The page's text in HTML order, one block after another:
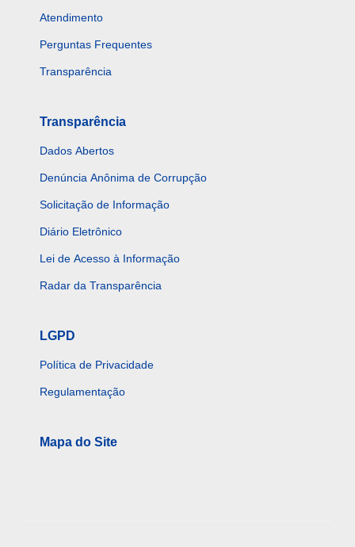
Atendimento
Perguntas Frequentes
Transparência
Transparência
Dados Abertos
Denúncia Anônima de Corrupção
Solicitação de Informação
Diário Eletrônico
Lei de Acesso à Informação
Radar da Transparência
LGPD
Política de Privacidade
Regulamentação
Mapa do Site